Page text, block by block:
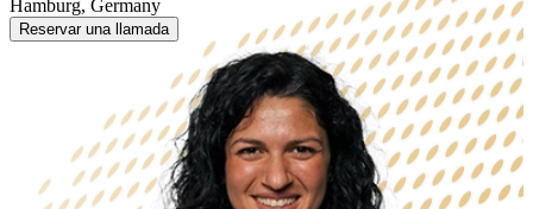
Hamburg, Germany
Reservar una llamada